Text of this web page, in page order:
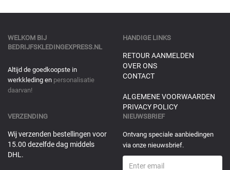
WELKOM BIJ
BEDRIJFSKLEDINGEXPRESS.NL
Altijd de goedkoopste in
werkkleding en personalisatie
daarvan!
HANDIGE LINKS
RETOUR AANMELDEN
OVER ONS
CONTACT
ALGEMENE VOORWAARDEN
PRIVACY POLICY
VERZENDING
Wij verzenden bestellingen voor
15.00 dezelfde dag middels
DHL.
NIEUWSBRIEF
Ontvang speciale aanbiedingen
via onze nieuwsbrief.